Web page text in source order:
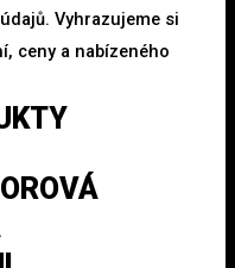
Vyhrazujeme si
ceny a nabízeného